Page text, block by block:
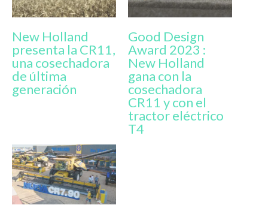
New Holland
presenta la CR11,
una cosechadora
de última
generación
Good Design
Award 2023 :
New Holland
gana con la
cosechadora
CR11 y con el
tractor eléctrico
T4